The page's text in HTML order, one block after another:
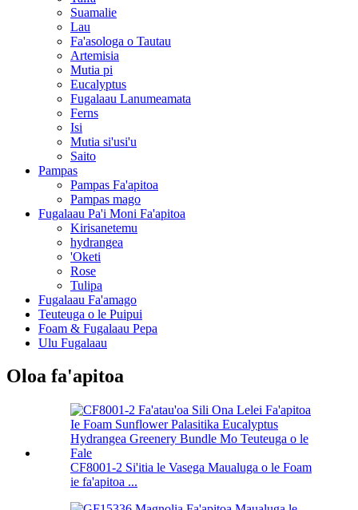
Suamalie
Lau
Fa'asologa o Tautau
Artemisia
Mutia pi
Eucalyptus
Fugalaau Lanumeamata
Ferns
Isi
Mutia si'usi'u
Saito
Pampas
Pampas Fa'apitoa
Pampas mago
Fugalaau Pa'i Moni Fa'apitoa
Kirisanetemu
hydrangea
'Oketi
Rose
Tulipa
Fugalaau Fa'amago
Teuteuga o le Puipui
Foam & Fugalaau Pepa
Ulu Fugalaau
Oloa fa'apitoa
CF8001-2 Si'itia le Vasega Maualuga o le Foam
ie fa'apitoa ...